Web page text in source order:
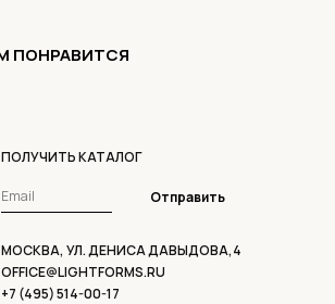
ПОНРАВИТСЯ
МОСКВА, УЛ. ДЕНИСА ДАВЫДОВА,4
ПОЛУЧИТЬ КАТАЛОГ
+7 (495) 514-00-17
OFFICE@LIGHTFORMS.RU
Отправить